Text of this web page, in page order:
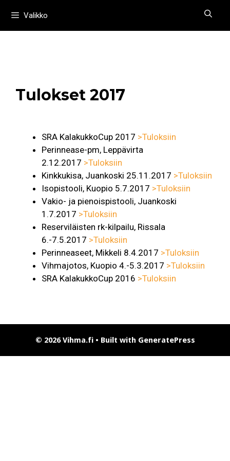
sisältöönValikko
Tulokset 2017
SRA KalakukkoCup 2017 >Tuloksiin
Perinnease-pm, Leppävirta
2.12.2017 >Tuloksiin
Kinkkukisa, Juankoski 25.11.2017 >Tuloksiin
Isopistooli, Kuopio 5.7.2017 >Tuloksiin
Vakio- ja pienoispistooli, Juankoski
1.7.2017 >Tuloksiin
Reserviläisten rk-kilpailu, Rissala
6.-7.5.2017 >Tuloksiin
Perinneaseet, Mikkeli 8.4.2017 >Tuloksiin
Vihmajotos, Kuopio 4.-5.3.2017 >Tuloksiin
SRA KalakukkoCup 2016 >Tuloksiin
© 2026 Vihma.fi• Built with GeneratePress